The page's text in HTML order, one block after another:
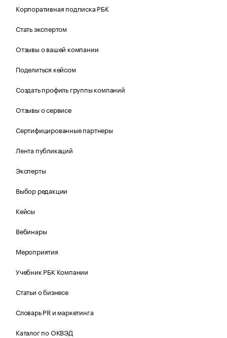
Корпоративная подписка РБК
Стать экспертом
Отзывы о вашей компании
Поделиться кейсом
Создать профиль группы компаний
Отзывы о сервисе
Сертифицированные партнеры
Лента публикаций
Эксперты
Выбор редакции
Кейсы
Вебинары
Мероприятия
Учебник РБК Компании
Статьи о бизнесе
Словарь PR и маркетинга
Каталог по ОКВЭД